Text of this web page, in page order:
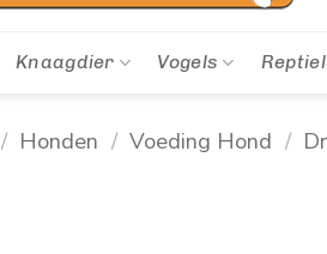
Knaagdier Vogels
/ Honden / Voeding Hond /